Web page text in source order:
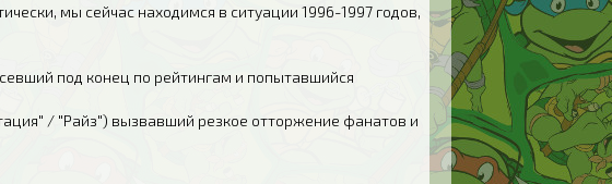
мы сейчас находимся в ситуации 1996-1997 годов,
под конец по рейтингам и попытавшийся
/ "Райз") вызвавший резкое отторжение фанатов и